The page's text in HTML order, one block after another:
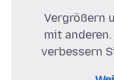
Vergrößern
mit
verbessern